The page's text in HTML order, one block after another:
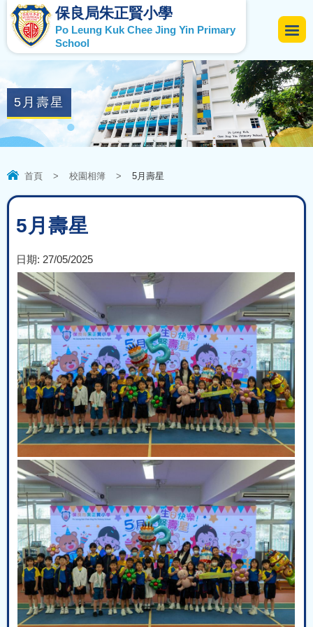
保良局朱正賢小學
Po Leung Kuk Chee Jing Yin Primary
School
5月壽星
首頁 > 校園相簿 > 5月壽星
5月壽星
日期: 27/05/2025